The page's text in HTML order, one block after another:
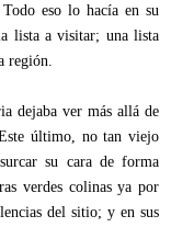
eso lo hacía en su
la lista a visitar; una lista
región.
dejaba ver más allá de
último, no tan viejo
su cara de forma
verdes colinas ya por
del sitio; y en sus